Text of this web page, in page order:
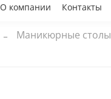
О компании Контакты
Маникюрные столы